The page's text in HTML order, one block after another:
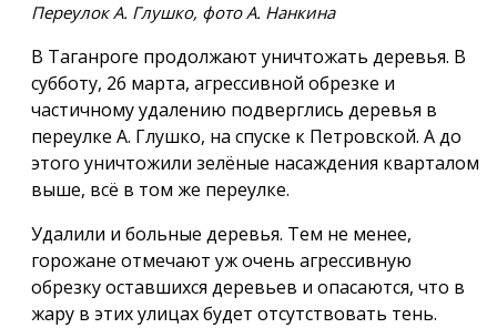
Переулок А. Глушко, фото А. Нанкина
В Таганроге продолжают уничтожать деревья. В
субботу, 26 марта, агрессивной обрезке и
частичному удалению подверглись деревья в
переулке А. Глушко, на спуске к Петровской. А до
этого уничтожили зелёные насаждения кварталом
выше, всё в том же переулке.
Удалили и больные деревья. Тем не менее,
горожане отмечают уж очень агрессивную
обрезку оставшихся деревьев и опасаются, что в
жару в этих улицах будет отсутствовать тень.